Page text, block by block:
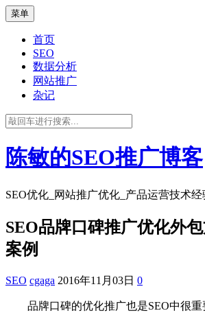
菜单
首页
SEO
数据分析
网站推广
杂记
陈敏的SEO推广博客
SEO优化_网站推广优化_产品运营技术
SEO品牌口碑推广优化外
案例
SEO cgaga 2016年11月03日 0
品牌口碑的优化推广也是SEO中很重